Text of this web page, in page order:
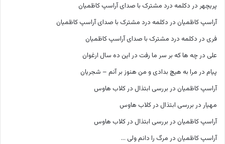
پریچهر در دکلمه درد مشترک با صدای آراسپ کاظمیان
آراسپ کاظمیان در دکلمه درد مشترک با صدای آراسپ کاظمیان
فری در دکلمه درد مشترک با صدای آراسپ کاظمیان
علی در چه ها که بر سر ما رفت در این ده سال ارغوان
پیام در مرا به هیچ بدادی و من هنوز بر آنم – شجریان
آراسپ کاظمیان در بررسی ابتذال در کلاب هاوس
مهیار در بررسی ابتذال در کلاب هاوس
آراسپ کاظمیان در بررسی ابتذال در کلاب هاوس
آراسپ کاظمیان در مرگ را دانم ولی …